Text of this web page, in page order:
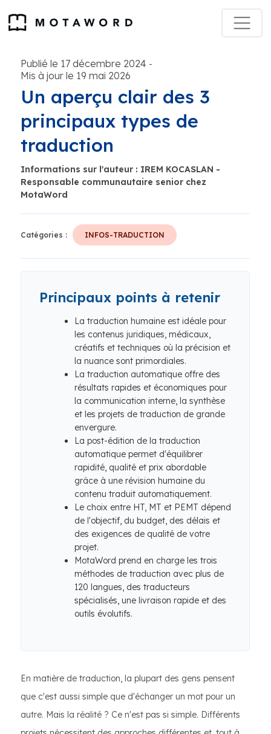
Publié le 17 décembre 2024 -
Mis à jour le 19 mai 2026
Un aperçu clair des 3
principaux types de
traduction
Informations sur l'auteur : IREM KOCASLAN -
Responsable communautaire senior chez
MotaWord
Catégories : INFOS-TRADUCTION
Principaux points à retenir
La traduction humaine est idéale pour
les contenus juridiques, médicaux,
créatifs et techniques où la précision et
la nuance sont primordiales.
La traduction automatique offre des
résultats rapides et économiques pour
la communication interne, la synthèse
et les projets de traduction de grande
envergure.
La post-édition de la traduction
automatique permet d'équilibrer
rapidité, qualité et prix abordable
grâce à une révision humaine du
contenu traduit automatiquement.
Le choix entre HT, MT et PEMT dépend
de l'objectif, du budget, des délais et
des exigences de qualité de votre
projet.
MotaWord prend en charge les trois
méthodes de traduction avec plus de
120 langues, des traducteurs
spécialisés, une livraison rapide et des
outils évolutifs.
En matière de traduction, la plupart des gens pensent
que c'est aussi simple que d'échanger un mot pour un
autre. Mais la réalité ? Ce n'est pas si simple. Différents